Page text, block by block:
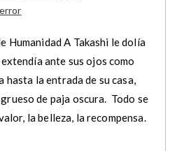
Humanidad A Takashi le dolía
ante sus ojos como
hasta la entrada de su casa,
de paja oscura. Todo se
la belleza, la recompensa.